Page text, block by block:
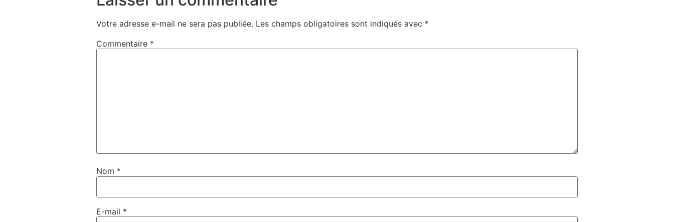
Votre adresse e-mail ne sera pas publiée. Les champs obligatoires sont indiqués avec *
Commentaire *
Nom *
E-mail *